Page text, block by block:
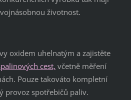
životnost.
oxidem uhelnatým a zajistěte
cest, včetně měření
Pouze takováto kompletní
provoz spotřebičů paliv.